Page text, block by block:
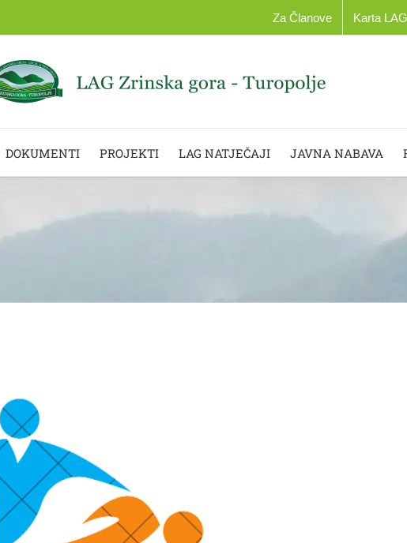
Za Članove Karta
DOKUMENTI PROJEKTI LAG NATJEČAJI JAVNA NABAVA